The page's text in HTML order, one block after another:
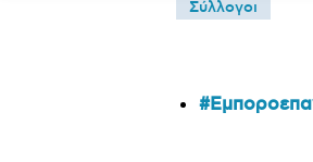
Σύλλογοι